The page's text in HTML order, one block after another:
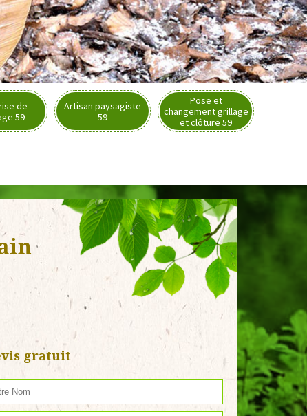
de
59
Artisan paysagiste
59
Pose et
changement grillage
et clôture 59
gratuit